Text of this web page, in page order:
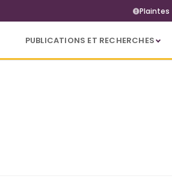
Plaintes
PUBLICATIONS ET RECHERCHES